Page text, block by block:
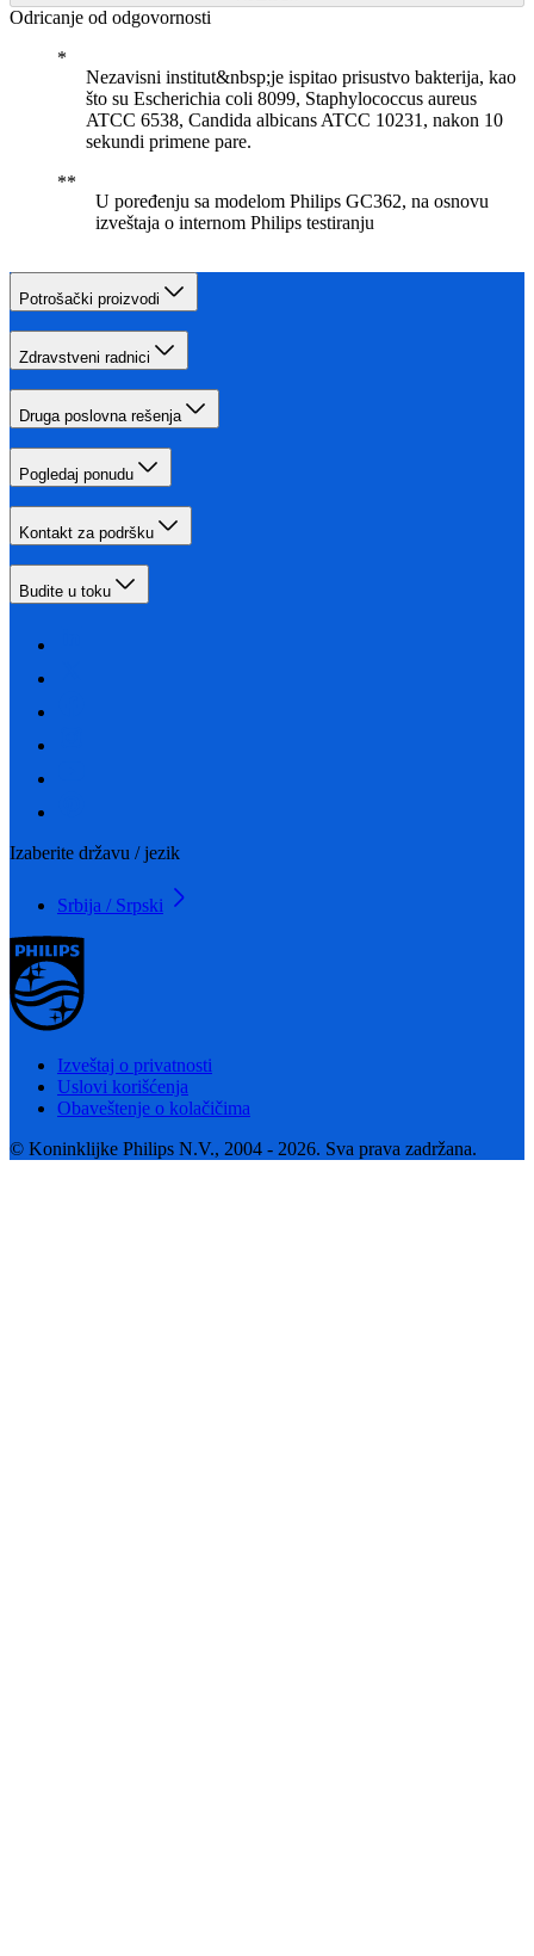
Odricanje od odgovornosti
Nezavisni institut&nbsp;je ispitao prisustvo bakterija, kao
što su Escherichia coli 8099, Staphylococcus aureus
ATCC 6538, Candida albicans ATCC 10231, nakon 10
sekundi primene pare.
U poređenju sa modelom Philips GC362, na osnovu
izveštaja o internom Philips testiranju
Potrošački proizvodi
Zdravstveni radnici
Druga poslovna rešenja
Pogledaj ponudu
Kontakt za podršku
Budite u toku
Izaberite državu / jezik
Srbija / Srpski
Izveštaj o privatnosti
Uslovi korišćenja
Obaveštenje o kolačičima
© Koninklijke Philips N.V., 2004 - 2026. Sva prava zadržana.